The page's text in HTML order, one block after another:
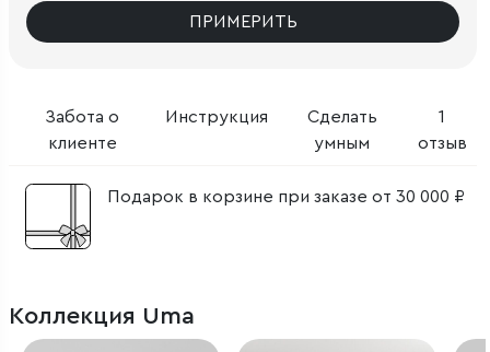
Забота о
клиенте
Инструкция
Сделать
умным
1
отзыв
Подарок в корзине при заказе от 30 000 ₽
ПРИМЕРИТЬ
Коллекция Uma